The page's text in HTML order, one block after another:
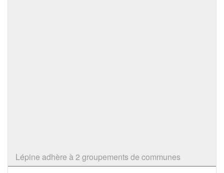
Lépine adhère à 2 groupements de communes